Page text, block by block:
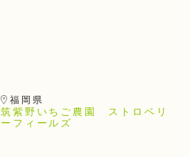
福岡県
筑紫野いちご農園 ストロベリ
ーフィールズ